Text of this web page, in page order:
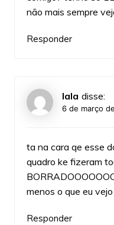
não mais sempre
Responder
lala disse:
6 de março
ta na cara qe esse
quadro ke fizeram
menos o que eu
Responder